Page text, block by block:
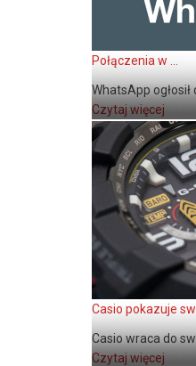
Połączenia w ...
WhatsApp ogłosił
Czytaj więcej
Casio pokazuje
Casio wraca do
Czytaj więcej